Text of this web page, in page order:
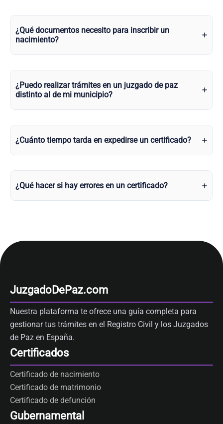
¿Qué documentos necesito para inscribir un
nacimiento?
¿Puedo realizar trámites en un juzgado de paz
distinto al de mi municipio?
¿Cuánto tiempo tarda en expedirse un certificado?
¿Qué hacer si hay errores en un certificado?
JuzgadoDePaz.com
Nuestra plataforma te ofrece una guía completa para
gestionar tus trámites en el Registro Civil y los Juzgados
de Paz en España.
Certificados
Certificado de nacimiento
Certificado de matrimonio
Certificado de defunción
Gubernamental